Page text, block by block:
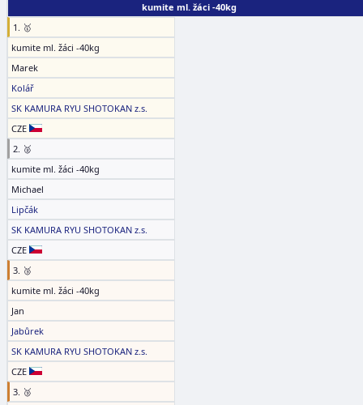
kumite ml. žáci -40kg
1. 🥇
kumite ml. žáci -40kg
Marek
Kolář
SK KAMURA RYU SHOTOKAN z.s.
CZE
2. 🥈
kumite ml. žáci -40kg
Michael
Lipčák
SK KAMURA RYU SHOTOKAN z.s.
CZE
3. 🥉
kumite ml. žáci -40kg
Jan
Jabůrek
SK KAMURA RYU SHOTOKAN z.s.
CZE
3. 🥉